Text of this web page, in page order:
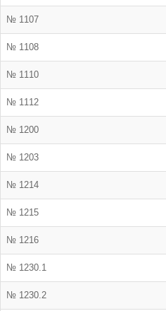
№ 1107
№ 1108
№ 1110
№ 1112
№ 1200
№ 1203
№ 1214
№ 1215
№ 1216
№ 1230.1
№ 1230.2